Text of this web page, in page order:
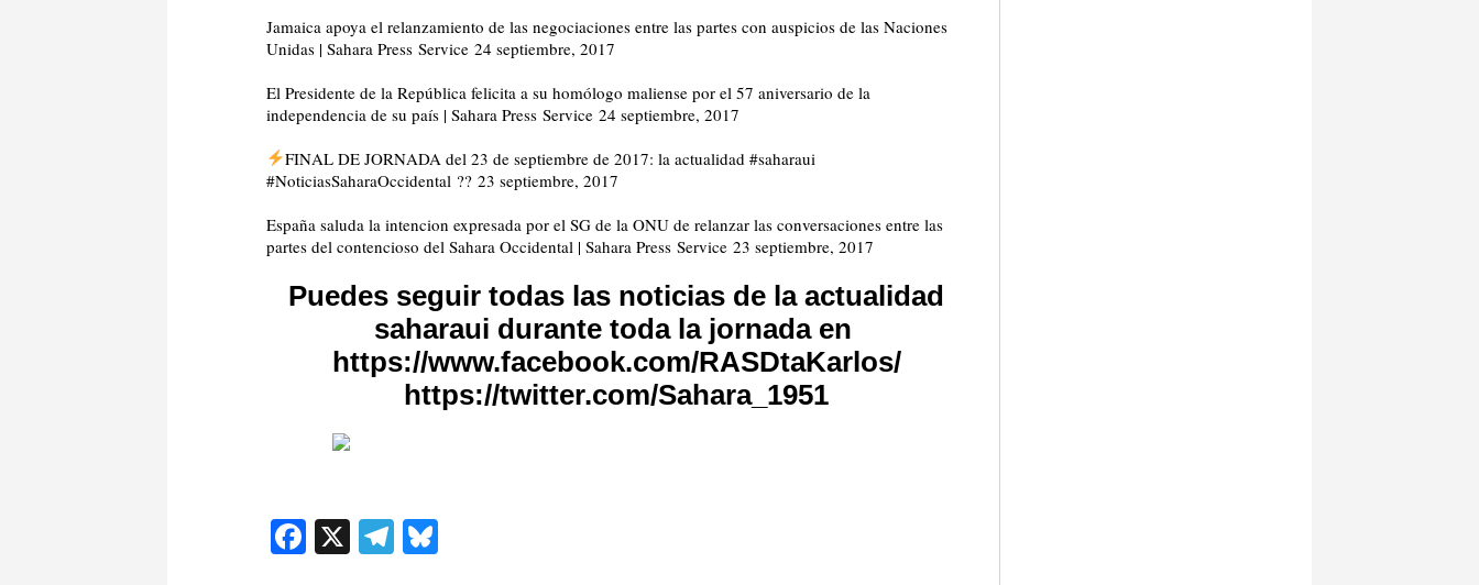
Jamaica apoya el relanzamiento de las negociaciones entre las partes con auspicios de las Naciones
Unidas | Sahara Press Service 24 septiembre, 2017
El Presidente de la República felicita a su homólogo maliense por el 57 aniversario de la
independencia de su país | Sahara Press Service 24 septiembre, 2017
FINAL DE JORNADA del 23 de septiembre de 2017: la actualidad #saharaui
#NoticiasSaharaOccidental ?? 23 septiembre, 2017
España saluda la intencion expresada por el SG de la ONU de relanzar las conversaciones entre las
partes del contencioso del Sahara Occidental | Sahara Press Service 23 septiembre, 2017
Puedes seguir todas las noticias de la actualidad
saharaui‏ durante toda la jornada en
https://www.facebook.com/RASDtaKarlos/
https://twitter.com/Sahara_1951
Facebook
X Telegram